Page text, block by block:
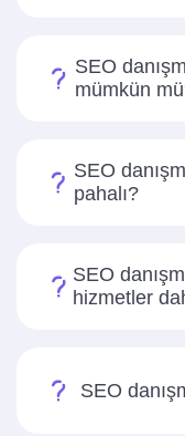
SEO
mümkün
SEO
pahalı?
SEO
hizmetler
SEO